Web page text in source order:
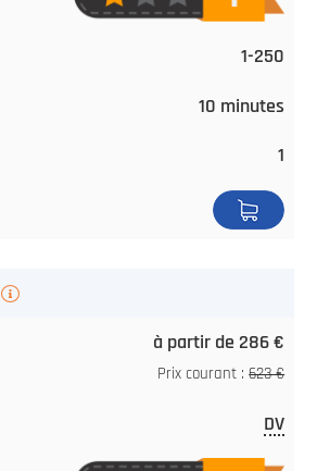
1-250
10 minutes
1
à partir de 286 €
Prix courant :623 €
DV